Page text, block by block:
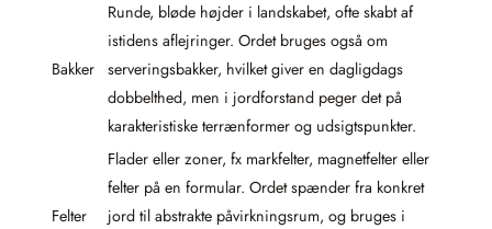
Bakker
Runde, bløde højder i landskabet, ofte skabt af
istidens aflejringer. Ordet bruges også om
serveringsbakker, hvilket giver en dagligdags
dobbelthed, men i jordforstand peger det på
karakteristiske terrænformer og udsigtspunkter.
Felter
Flader eller zoner, fx markfelter, magnetfelter eller
felter på en formular. Ordet spænder fra konkret
jord til abstrakte påvirkningsrum, og bruges i